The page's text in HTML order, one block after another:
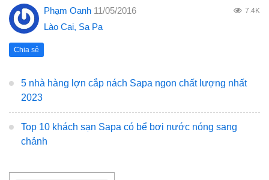
Phạm Oanh 11/05/2016 7.4K
Lào Cai, Sa Pa
Chia sẻ
5 nhà hàng lợn cắp nách Sapa ngon chất lượng nhất
2023
Top 10 khách sạn Sapa có bể bơi nước nóng sang
chảnh